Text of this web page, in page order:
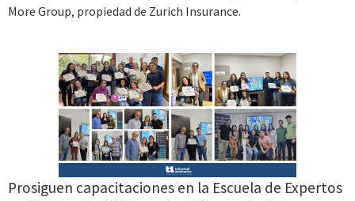
More Group, propiedad de Zurich Insurance.
Prosiguen capacitaciones en la Escuela de Expertos